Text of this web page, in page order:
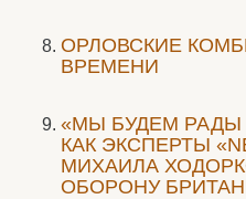
ОРЛОВСКИЕ
ВРЕМЕНИ
«МЫ БУДЕМ
КАК ЭКСПЕРТЫ
МИХАИЛА
ОБОРОНУ